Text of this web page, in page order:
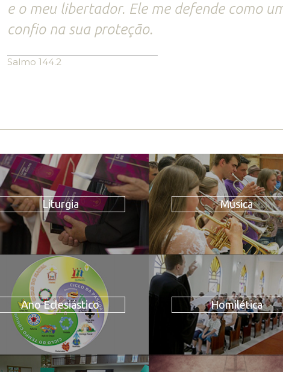
e o meu libertador. Ele me defende como
confio na sua proteção.
Salmo 144.2
Liturgia Música
Ano Eclesiástico Homilética